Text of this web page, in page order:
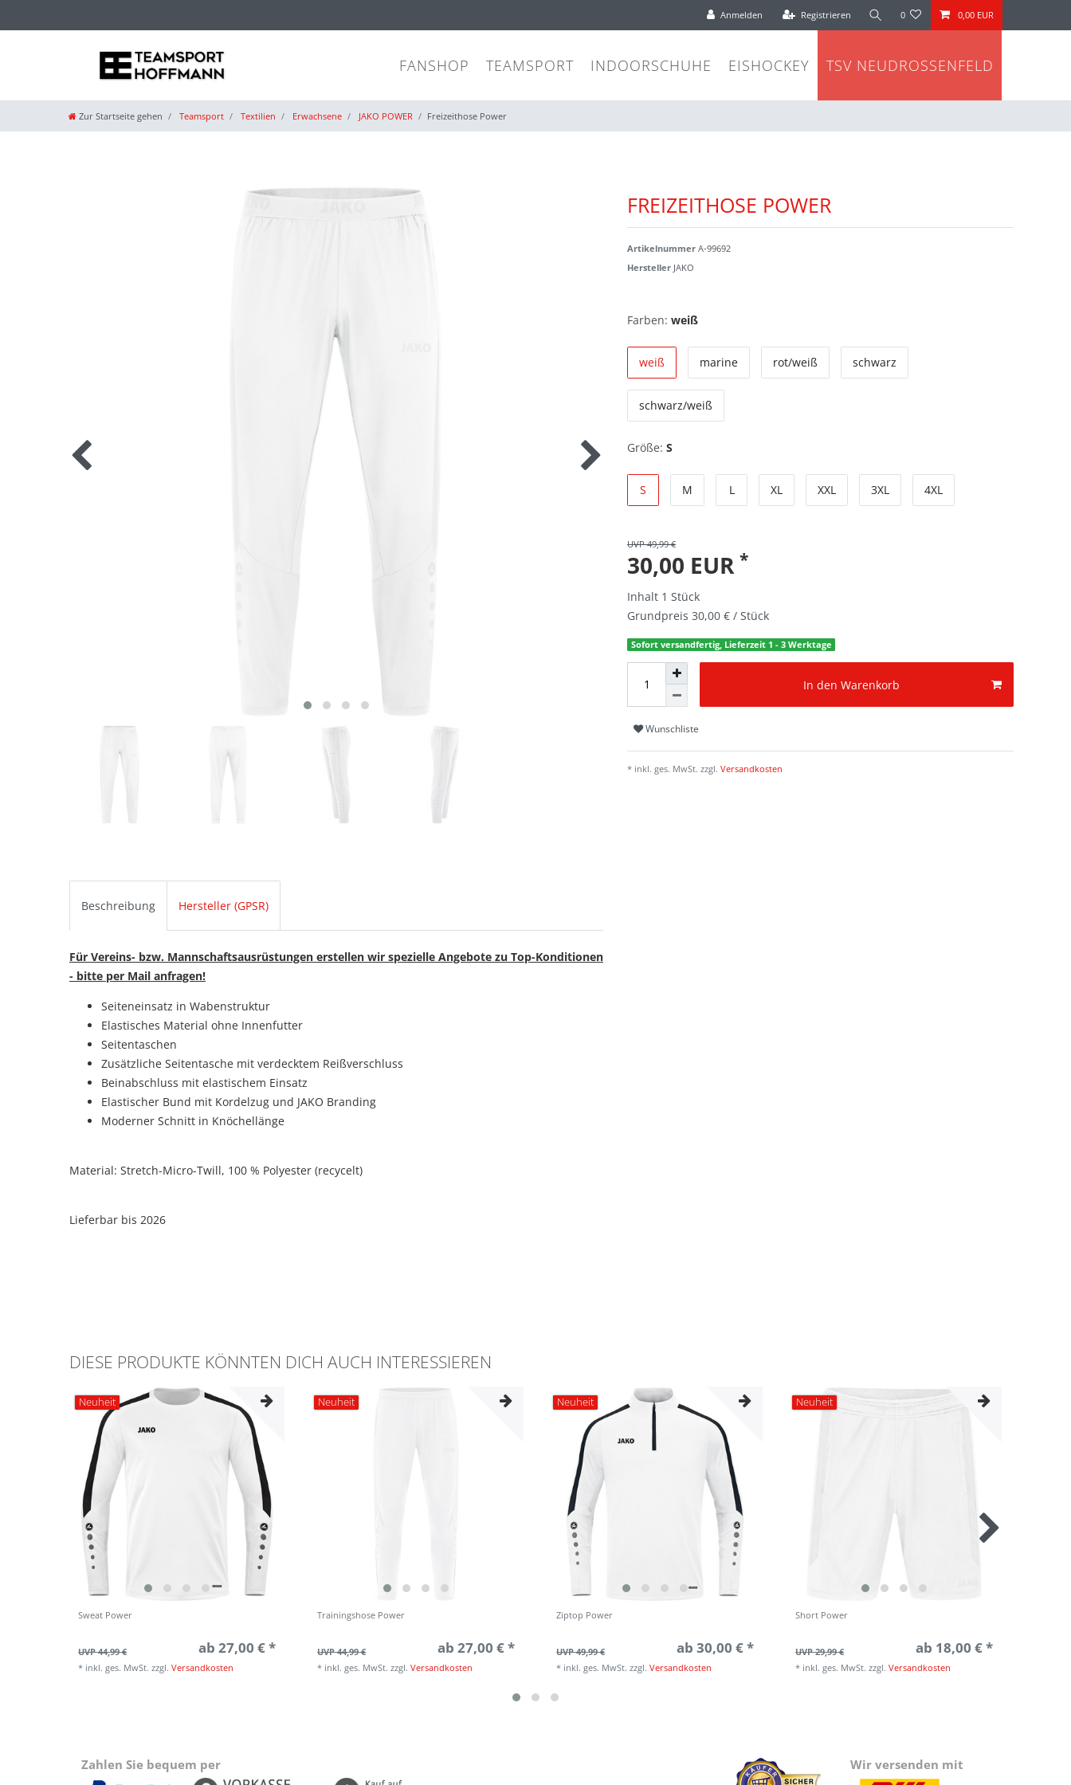
Anmelden Registrieren 0 0,00 EUR
FANSHOP TEAMSPORT INDOORSCHUHE EISHOCKEY TSV NEUDROSSENFELD
Zur Startseite gehen Teamsport Textilien Erwachsene JAKO POWER Freizeithose Power
FREIZEITHOSE POWER
Artikelnummer A-99692
Hersteller JAKO
Farben: weiß
weiß marine rot/weiß schwarz
schwarz/weiß
Größe: S
S M L XL XXL 3XL 4XL
UVP 49,99 €
30,00 EUR *
Inhalt 1 Stück
Grundpreis 30,00 € / Stück
Sofort versandfertig, Lieferzeit 1 - 3 Werktage
In den Warenkorb
Wunschliste
* inkl. ges. MwSt. zzgl. Versandkosten
Beschreibung Hersteller (GPSR)
Für Vereins- bzw. Mannschaftsausrüstungen erstellen wir spezielle Angebote zu Top-Konditionen
- bitte per Mail anfragen!
Seiteneinsatz in Wabenstruktur
Elastisches Material ohne Innenfutter
Seitentaschen
Zusätzliche Seitentasche mit verdecktem Reißverschluss
Beinabschluss mit elastischem Einsatz
Elastischer Bund mit Kordelzug und JAKO Branding
Moderner Schnitt in Knöchellänge
Material: Stretch-Micro-Twill, 100 % Polyester (recycelt)
Lieferbar bis 2026
DIESE PRODUKTE KÖNNTEN DICH AUCH INTERESSIEREN
Neuheit
Sweat Power
UVP 44,99 € ab 27,00 € *
* inkl. ges. MwSt. zzgl.Versandkosten
Neuheit
Trainingshose Power
UVP 44,99 € ab 27,00 € *
* inkl. ges. MwSt. zzgl.Versandkosten
Neuheit
Ziptop Power
UVP 49,99 € ab 30,00 € *
* inkl. ges. MwSt. zzgl.Versandkosten
Neuheit
Short Power
UVP 29,99 € ab 18,00 € *
* inkl. ges. MwSt. zzgl.Versandkosten
Zahlen Sie bequem per Wir versenden mit